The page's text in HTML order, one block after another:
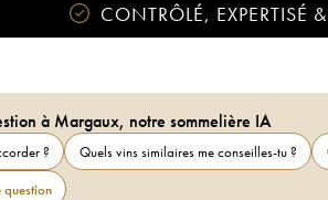
CONTRÔLÉ, EXPERTISÉ
à Margaux, notre sommelière IA
? Quels vins similaires me conseilles-tu ?
question